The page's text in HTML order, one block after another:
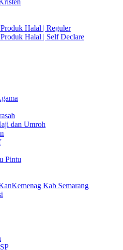
Halal | Reguler
Halal | Self Declare
dan Umroh
Pintu
Kab Semarang